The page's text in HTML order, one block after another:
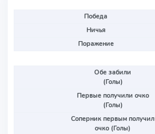
Победа
Ничья
Поражение
Обе забили
(Голы)
Первые получили очко
(Голы)
Соперник первым получил
очко (Голы)